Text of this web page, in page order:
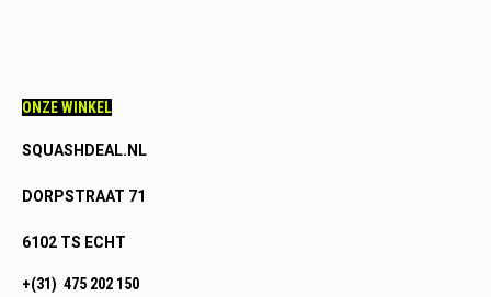
ONZE WINKEL
SQUASHDEAL.NL
DORPSTRAAT 71
6102 TS ECHT
+(31) 475 202 150